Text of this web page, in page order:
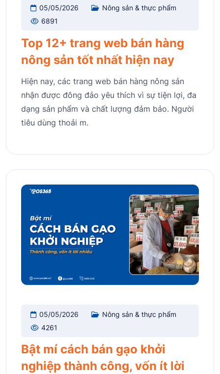
05/05/2026
Nông sản & thực phẩm
6891
Top 12+ trang web bán hàng
nông sản tốt nhất hiện nay
Hiện nay, các trang web bán hàng nông sản
nhận được đông đảo yêu thích vì sự tiện lợi, đa
dạng sản phẩm và chất lượng đảm bảo. Người
tiêu dùng thoải m.
05/05/2026
Nông sản & thực phẩm
4261
Bật mí cách bán gạo khởi
nghiệp thành công, vốn ít lời